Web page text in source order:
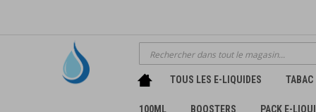
Chercher
TOUS LES E-LIQUIDES TABAC
100ML BOOSTERS PACK E-